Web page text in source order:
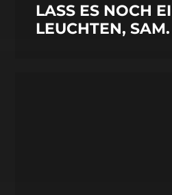
LASS ES NOCH
LEUCHTEN, SAM.